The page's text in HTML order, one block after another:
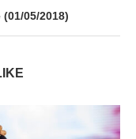
05/2018)